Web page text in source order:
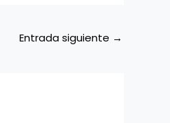
Entrada siguiente →